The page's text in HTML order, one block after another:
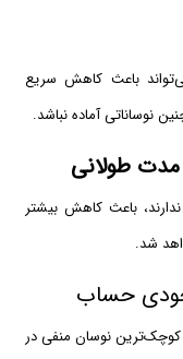
باعث کاهش سریع
نوساناتی آماده نباشد.
مدت طولانی
باعث کاهش بیشتر
شد.
حساب
نوسان منفی در